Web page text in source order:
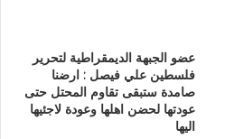
عضو الجبهة الديمقراطية لتحرير
فلسطين علي فيصل : ارضنا
صامدة ستبقى تقاوم المحتل حتى
عودتها لحضن اهلها وعودة لاجئيها
اليها